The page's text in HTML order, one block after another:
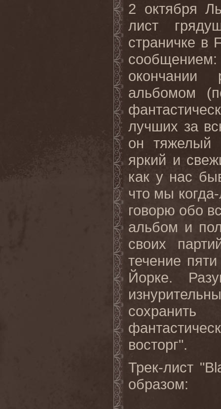
2 октября
лист
страничке в
сообщением:
альбомом
лучших за
он тяжелый
яркий и
как у нас
что мы
говорю обо
альбом и
своих
течение
Йорке.
сохранить
восторг".
Трек-лист "
образом: